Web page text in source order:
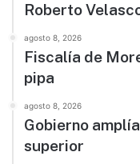
Roberto
agosto 8, 2026
Fiscalía de
pipa
agosto 8, 2026
Gobierno
superior